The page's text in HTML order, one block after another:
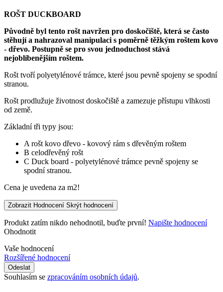
ROŠT DUCKBOARD
Původně byl tento rošt navržen pro doskočiště, která se často
stěhují a nahrazoval manipulaci s poměrně těžkým roštem kovo
- dřevo. Postupně se pro svou jednoduchost stává
nejoblíbenějším roštem.
Rošt tvoří polyetylénové trámce, které jsou pevně spojeny se spodní
stranou.
Rošt prodlužuje životnost doskočiště a zamezuje přístupu vlhkosti
od země.
Základní tři typy jsou:
A rošt kovo dřevo - kovový rám s dřevěným roštem
B celodřevěný rošt
C Duck board - polyetylénové trámce pevně spojeny se
spodní stranou.
Cena je uvedena za m2!
Zobrazit Hodnocení Skrýt hodnocení
Produkt zatím nikdo nehodnotil, buďte první! Napište hodnocení
Ohodnotit
Vaše hodnocení
Rozšířené hodnocení
Odeslat
Souhlasím se zpracováním osobních údajů.